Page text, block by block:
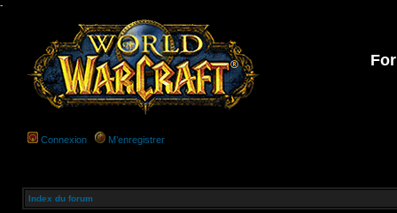
-
Connexion M’enregistrer
Index du forum